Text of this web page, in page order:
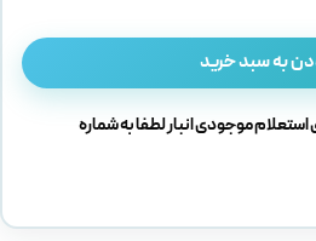
به سبد خرید
استعلام موجودی انبار لطفا به شماره